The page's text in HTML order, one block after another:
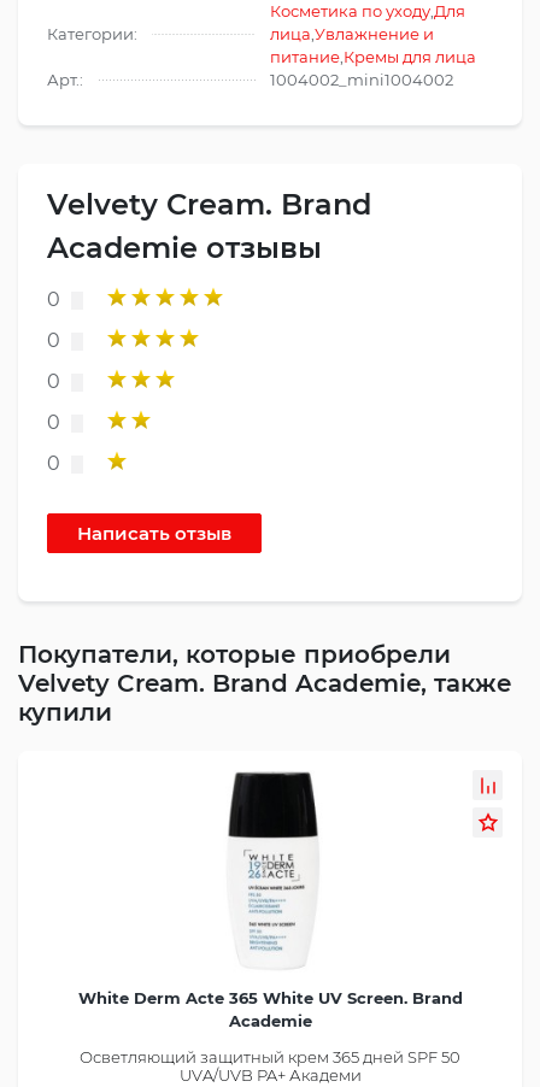
Категории:
Косметика по уходу,Для
лица,Увлажнение и
питание,Кремы для лица
Арт.:
1004002_mini1004002
Velvety Cream. Brand
Academie отзывы
0
0
0
0
0
Покупатели, которые приобрели
Velvety Cream. Brand Academie, также
купили
White Derm Acte 365 White UV Screen. Brand
Academie
Осветляющий защитный крем 365 дней SPF 50
UVA/UVB PA+ Академи